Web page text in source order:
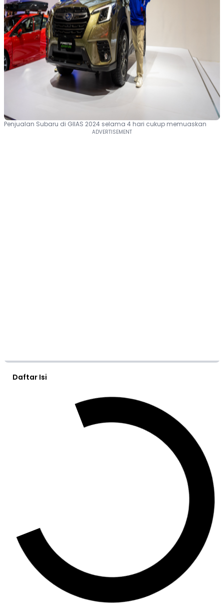
Penjualan Subaru di GIIAS 2024 selama 4 hari cukup memuaskan
Daftar Isi